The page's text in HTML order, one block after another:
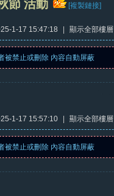
節 活動 [複製鏈接]
1-17 15:47:18 顯示全部樓層
被禁止或刪除 內容自動屏蔽
1-17 15:57:10 顯示全部樓層
被禁止或刪除 內容自動屏蔽